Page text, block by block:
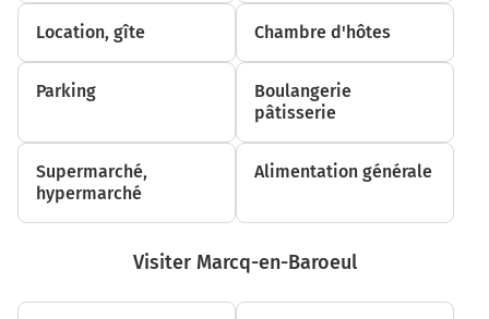
Buisson
Clemenceau Hippodrome
14h55 CROISÉ LAROCHE
4 min à pied (250 m)
14h59 Marcq-en-Baroeul
Location, gîte Chambre d'hôtes
Parking
Boulangerie
pâtisserie
Supermarché,
hypermarché
Alimentation générale
Visiter Marcq-en-Baroeul